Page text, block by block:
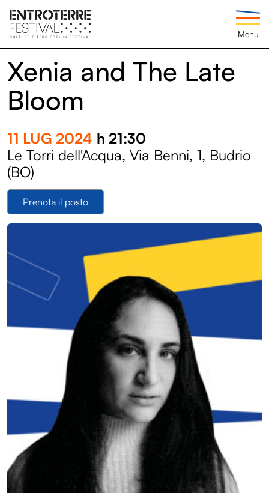
Menu
Xenia and The Late
Bloom
11 LUG 2024 h 21:30
Le Torri dell'Acqua, Via Benni, 1, Budrio
(BO)
Prenota il posto